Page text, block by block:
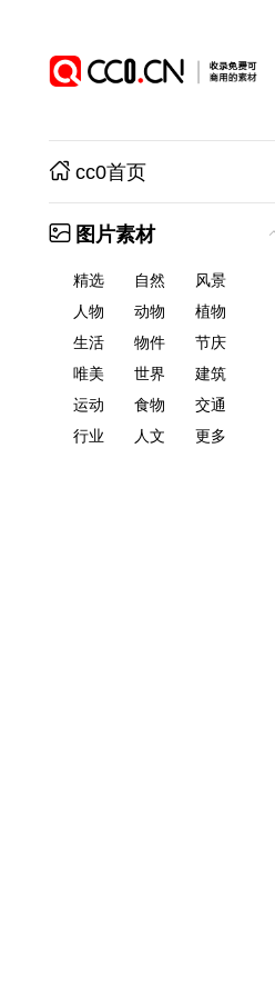
cc0首页
图片素材
精选 自然
风景
人物
动物
植物
生活
物件
节庆
唯美
世界
建筑
运动
食物
交通
行业
人文 更多